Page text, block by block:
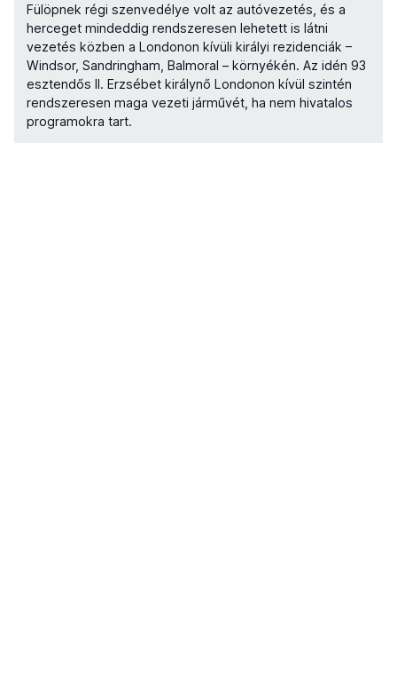
Fülöpnek régi szenvedélye volt az autóvezetés, és a
herceget mindeddig rendszeresen lehetett is látni
vezetés közben a Londonon kívüli királyi rezidenciák –
Windsor, Sandringham, Balmoral – környékén. Az idén 93
esztendős II. Erzsébet királynő Londonon kívül szintén
rendszeresen maga vezeti járművét, ha nem hivatalos
programokra tart.